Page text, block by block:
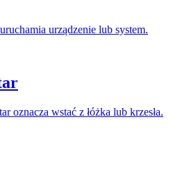
urządzenie lub system.
oznacza wstać z łóżka lub krzesła.